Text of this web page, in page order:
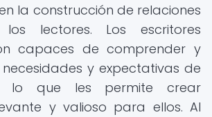
la construcción de relaciones
lectores. Los escritores
capaces de comprender y
y expectativas de
lo que les permite crear
y valioso para ellos. Al